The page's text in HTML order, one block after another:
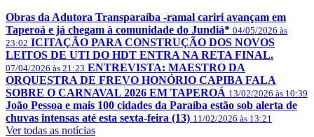
Obras da Adutora Transparaíba -ramal cariri avançam em
Taperoá e já chegam à comunidade do Jundiá* 04/05/2026 às
23:02 ICITAÇÃO PARA CONSTRUÇÃO DOS NOVOS
LEITOS DE UTI DO HDT ENTRA NA RETA FINAL.
07/04/2026 às 21:23 ENTREVISTA: MAESTRO DA
ORQUESTRA DE FREVO HONÓRIO CAPIBA FALA
SOBRE O CARNAVAL 2026 EM TAPEROÁ 13/02/2026 às 10:39
João Pessoa e mais 100 cidades da Paraíba estão sob alerta de
chuvas intensas até esta sexta-feira (13) 11/02/2026 às 13:21
Ver todas as notícias